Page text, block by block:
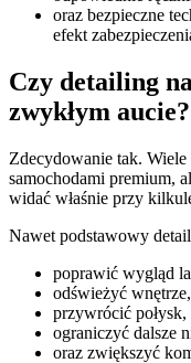
oraz bezpieczne
efekt
Czy detailing
zwykłym aucie?
Zdecydowanie tak.
samochodami premium,
widać właśnie przy
Nawet podstawowy
poprawić wygląd
odświeżyć wnętrze,
przywrócić połysk,
ograniczyć dalsze
oraz zwiększyć